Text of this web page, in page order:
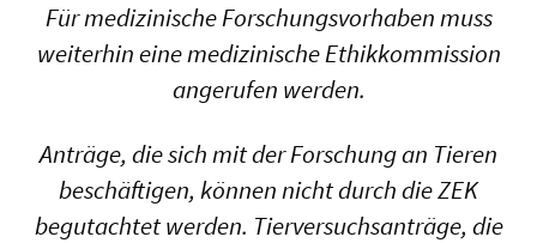
Für medizinische Forschungsvorhaben muss
weiterhin eine medizinische Ethikkommission
angerufen werden.
Anträge, die sich mit der Forschung an Tieren
beschäftigen, können nicht durch die ZEK
begutachtet werden. Tierversuchsanträge, die